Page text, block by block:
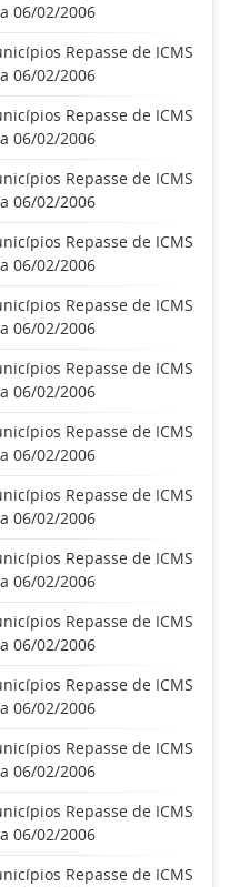
06/02/2006
Repasse de ICMS
06/02/2006
Repasse de ICMS
06/02/2006
Repasse de ICMS
06/02/2006
Repasse de ICMS
06/02/2006
Repasse de ICMS
06/02/2006
Repasse de ICMS
06/02/2006
Repasse de ICMS
06/02/2006
Repasse de ICMS
06/02/2006
Repasse de ICMS
06/02/2006
Repasse de ICMS
06/02/2006
Repasse de ICMS
06/02/2006
Repasse de ICMS
06/02/2006
Repasse de ICMS
06/02/2006
Repasse de ICMS